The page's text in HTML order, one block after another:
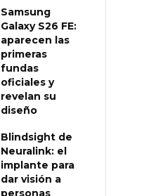
Samsung
Galaxy S26 FE:
aparecen las
primeras
fundas
oficiales y
revelan su
diseño
Blindsight de
Neuralink: el
implante para
dar visión a
personas